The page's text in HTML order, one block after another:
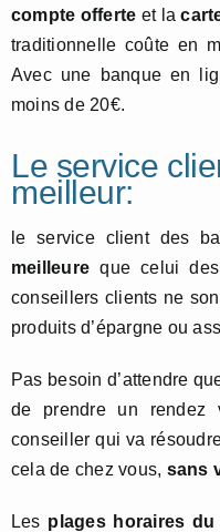
compte offerte et la
traditionnelle coûte en
Avec une banque en
moins de 20€.
Le service
meilleur:
le service client des
meilleure que celui
conseillers clients ne
produits d’épargne ou
Pas besoin d’attendre
de prendre un rendez
conseiller qui va
cela de chez vous, sans
Les plages horaires